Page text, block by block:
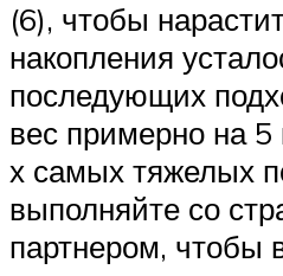
(6), чтобы
накопления
последующих
вес примерно на 5
х самых тяжелых
выполняйте со
партнером, чтобы